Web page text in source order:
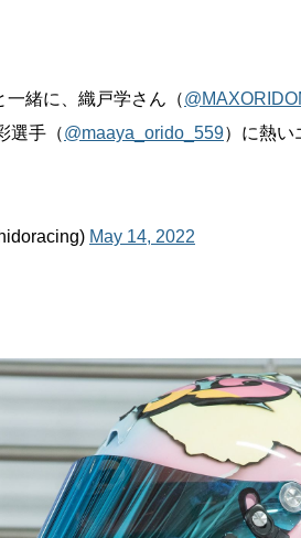
一緒に、織戸学さん（
選手（@maaya_orido_559）に熱い
May 14, 2022